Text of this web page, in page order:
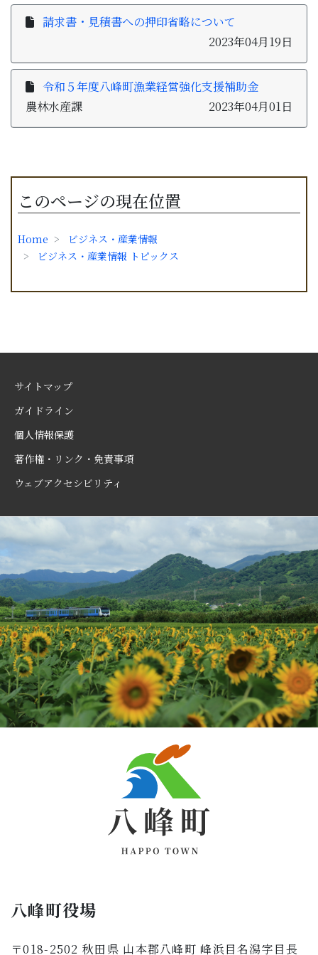
請求書・見積書への押印省略について
2023年04月19日
令和５年度八峰町漁業経営強化支援補助金
農林水産課
2023年04月01日
このページの現在位置
Home
ビジネス・産業情報
ビジネス・産業情報 トピックス
サイトマップ
ガイドライン
個人情報保護
著作権・リンク・免責事項
ウェブアクセシビリティ
八峰町役場
〒018-2502 秋田県 山本郡八峰町 峰浜目名潟字目長